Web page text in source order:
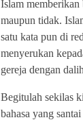
Islam memberikan
maupun tidak.
satu kata pun di
menyerukan
gereja dengan
Begitulah sekilas
bahasa yang